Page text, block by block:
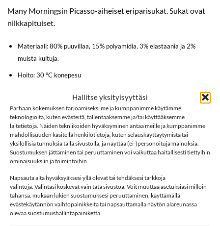
Hallitse yksityisyyttäsi
Parhaan kokemuksen tarjoamiseksi me ja kumppanimme käytämme
teknologioita, kuten evästeitä, tallentaaksemme ja/tai käyttääksemme
laitetietoja. Näiden tekniikoiden hyväksyminen antaa meille ja kumppanimme
mahdollisuuden käsitellä henkilötietoja, kuten selauskäyttäytymistä tai
yksilöllisiä tunnuksia tällä sivustolla, ja näyttää (ei-)personoituja mainoksia.
Suostumuksen jättäminen tai peruuttaminen voi vaikuttaa haitallisesti tiettyihin
ominaisuuksiin ja toimintoihin.
Napsauta alta hyväksyäksesi yllä olevat tai tehdäksesi tarkkoja
valintoja. Valintasi koskevat vain tätä sivustoa. Voit muuttaa asetuksiasi milloin
tahansa, mukaan lukien suostumuksesi peruuttaminen, käyttämällä
evästekäytännön vaihtopainikkeita tai napsauttamalla näytön alareunassa
olevaa suostumushallintapainiketta.
Many Morningsin Picasso-aiheiset eriparisukat. Sukat ovat
nilkkapituiset.
Materiaali: 80% puuvillaa, 15% polyamidia, 3% elastaania ja 2%
muista kuituja.
Hoito: 30 °C konepesu
Many Mornings
Sukat
Lisää sukkia
LISÄÄ
SUOSIKKEIHIN
LISÄÄ
SUOSIKKEIHIN